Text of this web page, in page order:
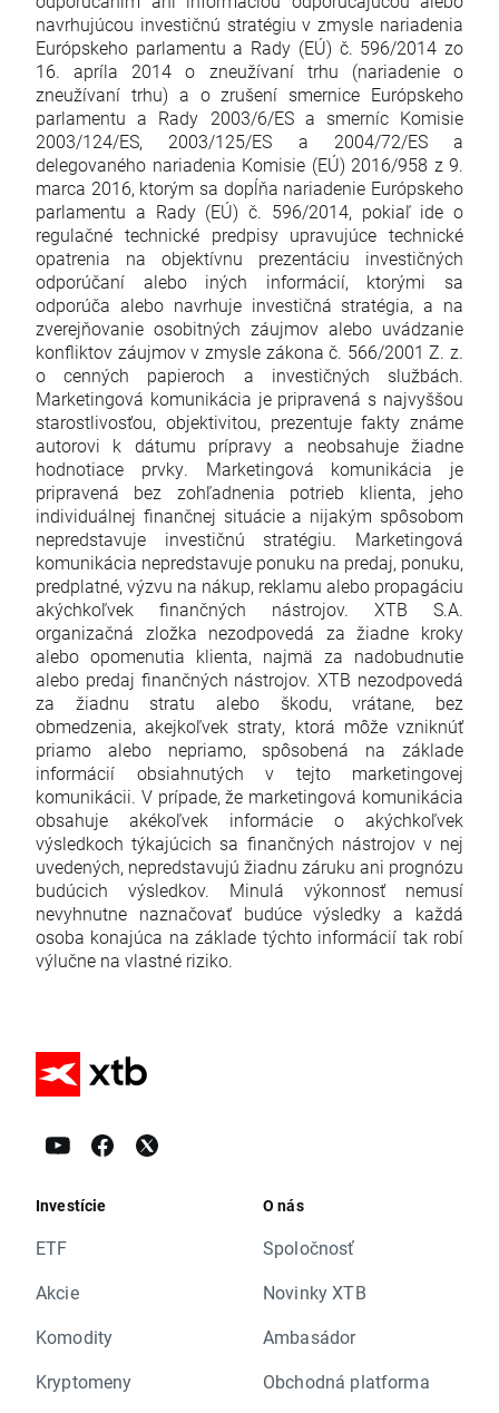
navrhujúcou investičnú stratégiu v zmysle nariadenia
Európskeho parlamentu a Rady (EÚ) č. 596/2014 zo
16. apríla 2014 o zneužívaní trhu (nariadenie o
zneužívaní trhu) a o zrušení smernice Európskeho
parlamentu a Rady 2003/6/ES a smerníc Komisie
2003/124/ES, 2003/125/ES a 2004/72/ES a
delegovaného nariadenia Komisie (EÚ) 2016/958 z 9.
marca 2016, ktorým sa dopĺňa nariadenie Európskeho
parlamentu a Rady (EÚ) č. 596/2014, pokiaľ ide o
regulačné technické predpisy upravujúce technické
opatrenia na objektívnu prezentáciu investičných
odporúčaní alebo iných informácií, ktorými sa
odporúča alebo navrhuje investičná stratégia, a na
zverejňovanie osobitných záujmov alebo uvádzanie
konfliktov záujmov v zmysle zákona č. 566/2001 Z. z.
o cenných papieroch a investičných službách.
Marketingová komunikácia je pripravená s najvyššou
starostlivosťou, objektivitou, prezentuje fakty známe
autorovi k dátumu prípravy a neobsahuje žiadne
hodnotiace prvky. Marketingová komunikácia je
pripravená bez zohľadnenia potrieb klienta, jeho
individuálnej finančnej situácie a nijakým spôsobom
nepredstavuje investičnú stratégiu. Marketingová
komunikácia nepredstavuje ponuku na predaj, ponuku,
predplatné, výzvu na nákup, reklamu alebo propagáciu
akýchkoľvek finančných nástrojov. XTB S.A.
organizačná zložka nezodpovedá za žiadne kroky
alebo opomenutia klienta, najmä za nadobudnutie
alebo predaj finančných nástrojov. XTB nezodpovedá
za žiadnu stratu alebo škodu, vrátane, bez
obmedzenia, akejkoľvek straty, ktorá môže vzniknúť
priamo alebo nepriamo, spôsobená na základe
informácií obsiahnutých v tejto marketingovej
komunikácii. V prípade, že marketingová komunikácia
obsahuje akékoľvek informácie o akýchkoľvek
výsledkoch týkajúcich sa finančných nástrojov v nej
uvedených, nepredstavujú žiadnu záruku ani prognózu
budúcich výsledkov. Minulá výkonnosť nemusí
nevyhnutne naznačovať budúce výsledky a každá
osoba konajúca na základe týchto informácií tak robí
výlučne na vlastné riziko.
Investície
ETF
Akcie
Komodity
Kryptomeny
O nás
Spoločnosť
Novinky XTB
Ambasádor
Obchodná platforma